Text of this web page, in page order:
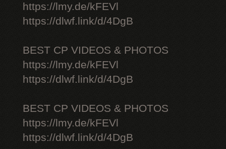
https://lmy.de/kFEVl
https://dlwf.link/d/4DgB
BEST CP VIDEOS & PHOTOS
https://lmy.de/kFEVl
https://dlwf.link/d/4DgB
BEST CP VIDEOS & PHOTOS
https://lmy.de/kFEVl
https://dlwf.link/d/4DgB